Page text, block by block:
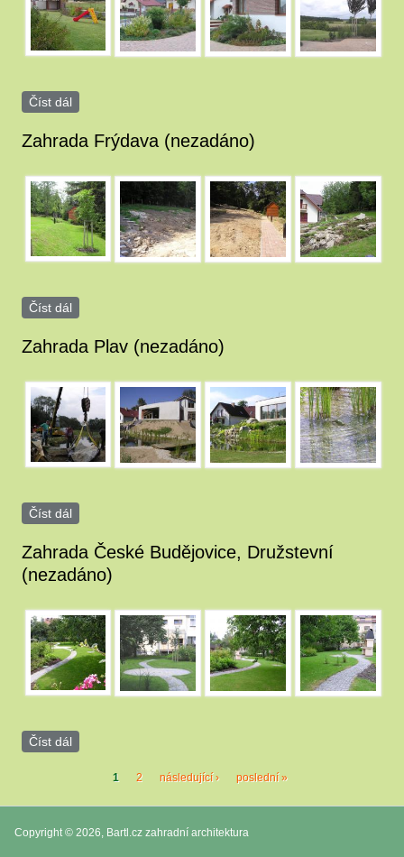
Číst dál
Zahrada Frýdava (nezadáno)
image_25_0004.JPGimage_25_0002.JPGimage_25_0001.JPGimage_25.JPG
Číst dál
Zahrada Plav (nezadáno)
image_28_0003.JPGimage_28_0001.JPGimage_28.JPG image_28_0009.JPG
Číst dál
Zahrada České Budějovice, Družstevní
(nezadáno)
image_31_0002.JPGimage_31_0002b.jpgimage_31_0003.JPGimage_31_0004.JPG
Číst dál
1 2 následující › poslední »
Copyright © 2026, Bartl.cz zahradní architektura